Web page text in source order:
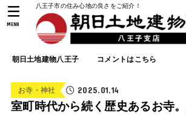
八王子市の住み心地の良さをご紹介！
朝日土地建物八王子 コメントはこちら
MENU
お寺・神社 2025.01.14
室町時代から続く歴史あるお寺